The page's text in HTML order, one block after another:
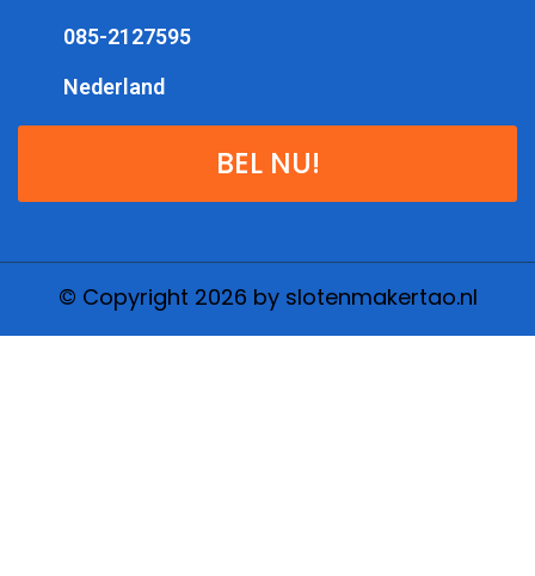
085-2127595
Nederland
BEL NU!
© Copyright 2026 by slotenmakertao.nl